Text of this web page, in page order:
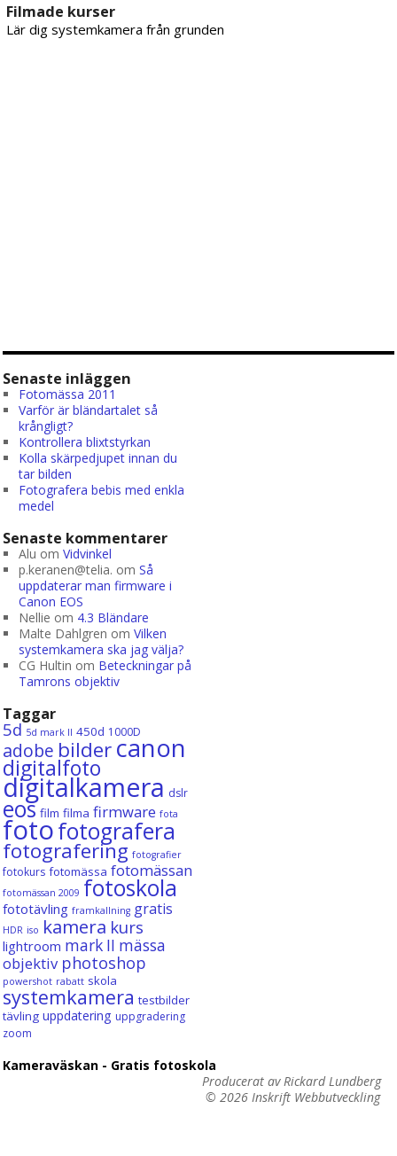
Filmade kurser
Lär dig systemkamera från grunden
Senaste inläggen
Fotomässa 2011
Varför är bländartalet så
krångligt?
Kontrollera blixtstyrkan
Kolla skärpedjupet innan du
tar bilden
Fotografera bebis med enkla
medel
Senaste kommentarer
Alu om Vidvinkel
p.keranen@telia. om Så
uppdaterar man firmware i
Canon EOS
Nellie om 4.3 Bländare
Malte Dahlgren om Vilken
systemkamera ska jag välja?
CG Hultin om Beteckningar på
Tamrons objektiv
Taggar
5d 5d mark II 450d 1000D
adobe bilder canon
digitalfoto
digitalkamera dslr
eos film filma firmware fota
fotofotografera
fotografering fotografier
fotokurs fotomässa fotomässan
fotomässan 2009 fotoskola
fototävling framkallning gratis
HDR iso kamera kurs
lightroom mark II mässa
objektiv photoshop
powershot rabatt skola
systemkamera testbilder
tävling uppdatering uppgradering
zoom
Kameraväskan - Gratis fotoskola
Producerat av Rickard Lundberg
© 2026Inskrift Webbutveckling